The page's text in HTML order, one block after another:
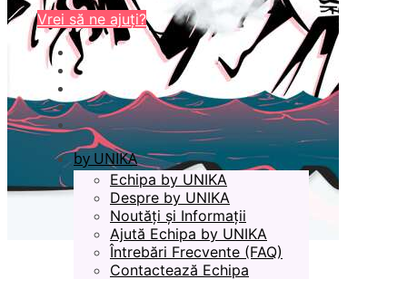
Vrei să ne ajuți?
by UNIKA
Echipa by UNIKA
Despre by UNIKA
Noutăți și Informații
Ajută Echipa by UNIKA
Întrebări Frecvente (FAQ)
Contactează Echipa